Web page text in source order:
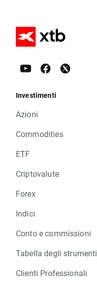
Investimenti
Azioni
Commodities
ETF
Criptovalute
Forex
Indici
Conto e commissioni
Tabella degli strumenti
Clienti Professionali